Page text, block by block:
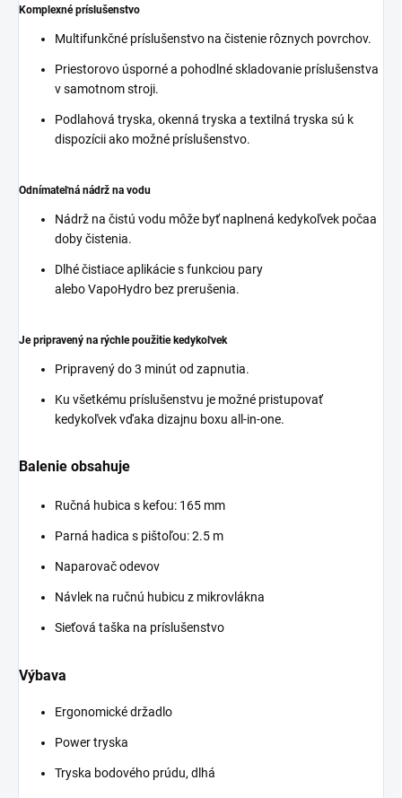
Komplexné príslušenstvo
Multifunkčné príslušenstvo na čistenie rôznych povrchov.
Priestorovo úsporné a pohodlné skladovanie príslušenstva
v samotnom stroji.
Podlahová tryska, okenná tryska a textilná tryska sú k
dispozícii ako možné príslušenstvo.
Odnímateľná nádrž na vodu
Nádrž na čistú vodu môže byť naplnená kedykoľvek počaa
doby čistenia.
Dlhé čistiace aplikácie s funkciou pary
aleboVapoHydro bez prerušenia.
Je pripravený na rýchle použitie kedykoľvek
Pripravený do 3 minút od zapnutia.
Ku všetkému príslušenstvu je možné pristupovať
kedykoľvek vďaka dizajnu boxu all-in-one.
Balenie obsahuje
Ručná hubica s kefou: 165 mm
Parná hadica s pištoľou: 2.5 m
Naparovač odevov
Návlek na ručnú hubicu z mikrovlákna
Sieťová taška na príslušenstvo
Výbava
Ergonomické držadlo
Power tryska
Tryska bodového prúdu, dlhá